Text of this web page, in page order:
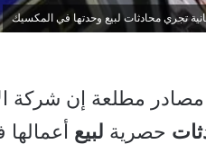
تجري محادثات لبيع وحدتها في المكسيك
مصادر مطلعة إن شركة
حصرية لبيع